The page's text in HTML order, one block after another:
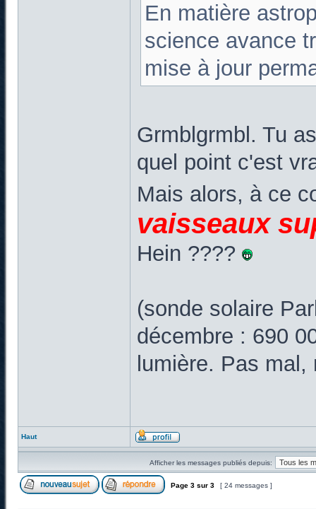
En matière
science avance
mise à jour
Grmblgrmbl. Tu
quel point c'est
Mais alors, à ce
vaisseaux
Hein ????
(sonde solaire
décembre : 690
lumière. Pas
Haut
Afficher les messages publiés depuis:
Page 3 sur 3 [ 24 messages ]